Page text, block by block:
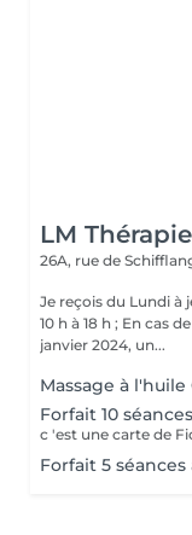
LM
26A, rue de
Je reçois du Lundi à jeudi de 10
10 h à 18 h ; En cas
janvier 2024, un...
Massage à l'huile
Forfait 10
Forfait 5